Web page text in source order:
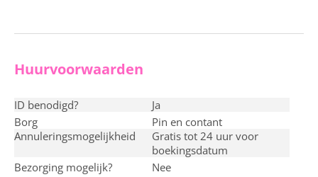
Huurvoorwaarden
ID benodigd?
ja
Borg
pin en contant
Annuleringsmogelijkheid
Gratis tot 24 uur voor
boekingsdatum
Bezorging mogelijk?
nee